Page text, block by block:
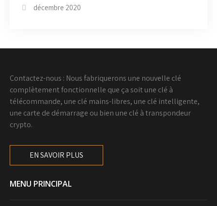
décembre 2020
Contactez-nous : Nous fabriquerons une nouvelle clé
complètement fonctionnelle que ça soit une clé à
télécommande, une clé mains-libres, une clé intelligente,
une carte de démarrage ou bien une clé à transpondeur
crypto.
EN SAVOIR PLUS
MENU PRINCIPAL